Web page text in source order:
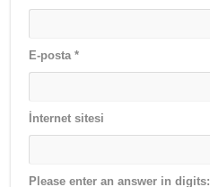
E-posta*
İnternet sitesi
Please enter an answer in digits: